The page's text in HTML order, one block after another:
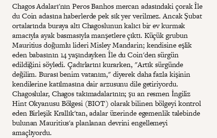
Chagos Adaları'nın Peros Banhos mercan adasındaki çorak Île
du Coin adasına haberlerde pek sık yer verilmez. Ancak Şubat
ortalarında buraya altı Chagoslunun kalıcı bir ev kurmak
amacıyla ayak basmasıyla manşetlere çıktı. Küçük grubun
Mauritius doğumlu lideri Misley Mandarin; kendisine eşlik
eden babasının 14 yaşındayken Île du Coin'den sürgün
edildiğini söyledi. Çadırlarını kurarken, "Artık sürgünde
değilim. Burası benim vatanım," diyerek daha fazla kişinin
kendilerine katılmasına dair arzusunu dile getiriyordu.
Chagoslular, Chagos takımadalarının; şu an resmen İngiliz
Hint Okyanusu Bölgesi (BIOT) olarak bilinen bölgeyi kontrol
eden Birleşik Krallık'tan, adalar üzerinde egemenlik talebinde
bulunan Mauritius'a planlanan devrini engellemeyi
amaçlıyordu.